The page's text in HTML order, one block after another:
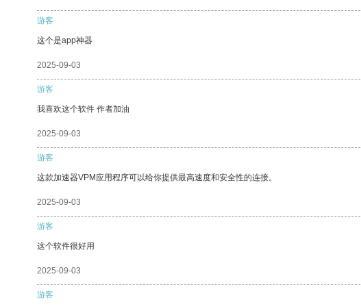
游客
这个是app神器
2025-09-03
游客
我喜欢这个软件 作者加油
2025-09-03
游客
这款加速器VPM应用程序可以给你提供最高速度和安全性的连接。
2025-09-03
游客
这个软件很好用
2025-09-03
游客